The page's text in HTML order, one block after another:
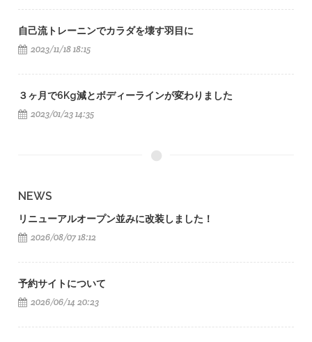
自己流トレーニンでカラダを壊す羽目に
2023/11/18 18:15
３ヶ月で6Kg減とボディーラインが変わりました
2023/01/23 14:35
NEWS
リニューアルオープン並みに改装しました！
2026/08/07 18:12
予約サイトについて
2026/06/14 20:23